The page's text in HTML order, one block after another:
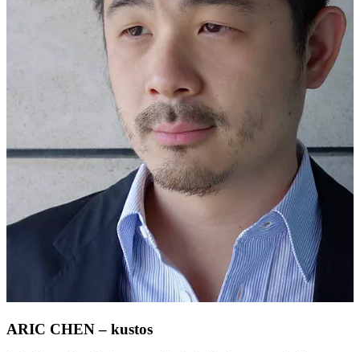
ARIC CHEN – kustos